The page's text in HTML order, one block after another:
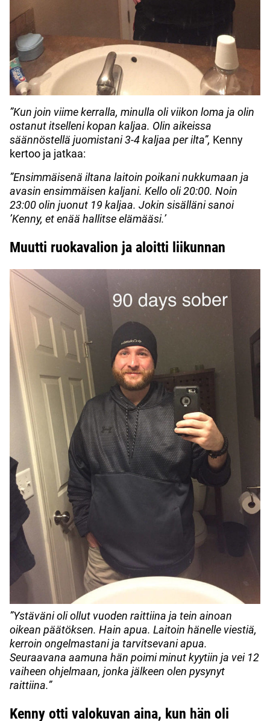
”Kun join viime kerralla, minulla oli viikon loma ja olin
ostanut itselleni kopan kaljaa. Olin aikeissa
säännöstellä juomistani 3-4 kaljaa per ilta”, Kenny
kertoo ja jatkaa:
”Ensimmäisenä iltana laitoin poikani nukkumaan ja
avasin ensimmäisen kaljani. Kello oli 20:00. Noin
23:00 olin juonut 19 kaljaa. Jokin sisälläni sanoi
’Kenny, et enää hallitse elämääsi.’
Muutti ruokavalion ja aloitti liikunnan
”Ystäväni oli ollut vuoden raittiina ja tein ainoan
oikean päätöksen. Hain apua. Laitoin hänelle viestiä,
kerroin ongelmastani ja tarvitsevani apua.
Seuraavana aamuna hän poimi minut kyytiin ja vei 12
vaiheen ohjelmaan, jonka jälkeen olen pysynyt
raittiina.”
Kenny otti valokuvan aina, kun hän oli